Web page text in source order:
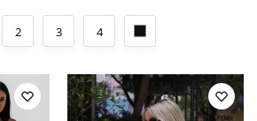
2 3 4